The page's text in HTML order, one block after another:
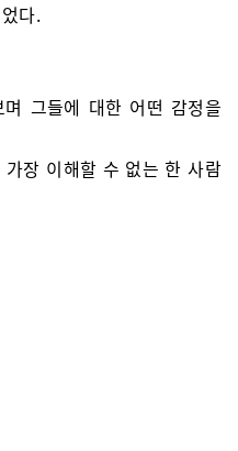
다.
그들에 대한 어떤 감정을
장 이해할 수 없는 한 사람